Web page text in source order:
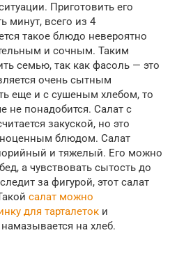
Приготовить его
минут, всего из 4
такое блюдо невероятно
и сочным. Таким
семью, так как фасоль — это
очень сытным
еще и с сушеным хлебом, то
не понадобится. Салат с
закуской, но это
блюдом. Салат
и тяжелый. Его можно
а чувствовать сытость до
за фигурой, этот салат
салат можно
для тарталеток и
на хлеб.